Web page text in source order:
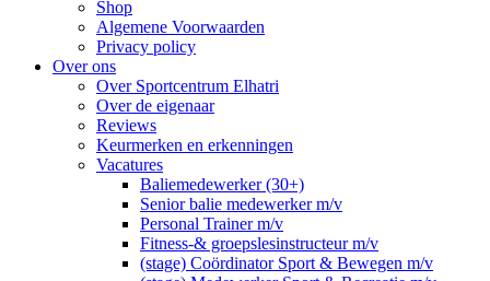
Shop
Algemene Voorwaarden
Privacy policy
Over ons
Over Sportcentrum Elhatri
Over de eigenaar
Reviews
Keurmerken en erkenningen
Vacatures
Baliemedewerker (30+)
Senior balie medewerker m/v
Personal Trainer m/v
Fitness-& groepslesinstructeur m/v
(stage) Coördinator Sport & Bewegen m/v